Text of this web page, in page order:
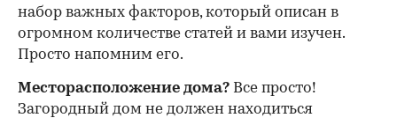
набор важных факторов, который описан в
огромном количестве статей и вами изучен.
Просто напомним его.
Месторасположение дома? Все просто!
Загородный дом не должен находиться